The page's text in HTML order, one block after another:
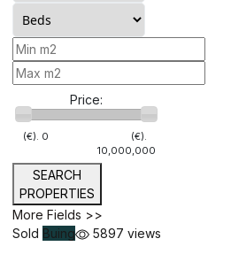
Price:
(€). 0
(€).
10,000,000
SEARCH
PROPERTIES
More Fields >>
Sold Buing 5897 views